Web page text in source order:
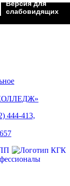
Версия для
слабовидящих
444-413,